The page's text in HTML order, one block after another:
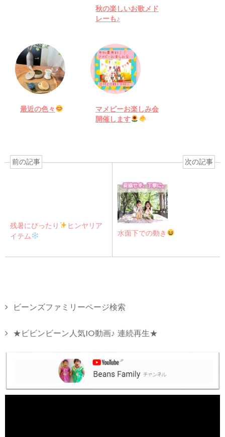
秋の楽しいお歌メド
レーも♪
最近の色々
マメピーお楽しみ会
開催します
前の記事
残暑にぴったり
ヒンヤリア
イテム
次の記事
水面下での動き
ビーンズファミリーページ検索
★ビビンビーン人気10動画♪ 連続再生★